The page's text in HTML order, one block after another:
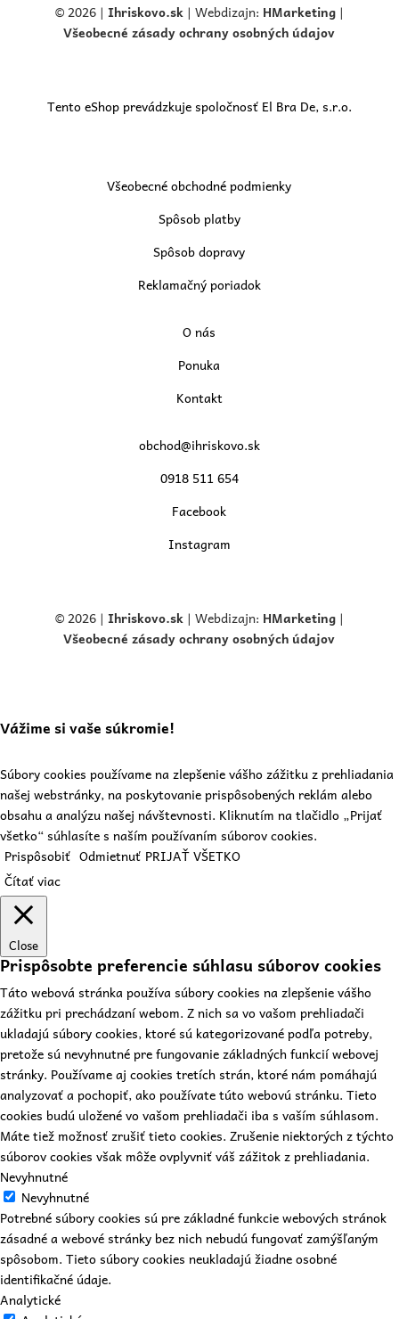
© 2026 | Ihriskovo.sk| Webdizajn: HMarketing |
Všeobecné zásady ochrany osobných údajov
Tento eShop prevádzkuje spoločnosť El Bra De, s.r.o.
Všeobecné obchodné podmienky
Spôsob platby
Spôsob dopravy
Reklamačný poriadok
O nás
Ponuka
Kontakt
obchod@ihriskovo.sk
0918 511 654
Facebook
Instagram
© 2026 | Ihriskovo.sk| Webdizajn: HMarketing |
Všeobecné zásady ochrany osobných údajov
Vážime si vaše súkromie!
Súbory cookies používame na zlepšenie vášho zážitku z prehliadania
našej webstránky, na poskytovanie prispôsobených reklám alebo
obsahu a analýzu našej návštevnosti. Kliknutím na tlačidlo „Prijať
všetko“ súhlasíte s naším používaním súborov cookies.
Prispôsobiť Odmietnuť PRIJAŤ VŠETKO
Čítať viac
Close
Prispôsobte preferencie súhlasu súborov cookies
Táto webová stránka používa súbory cookies na zlepšenie vášho
zážitku pri prechádzaní webom. Z nich sa vo vašom prehliadači
ukladajú súbory cookies, ktoré sú kategorizované podľa potreby,
pretože sú nevyhnutné pre fungovanie základných funkcií webovej
stránky. Používame aj cookies tretích strán, ktoré nám pomáhajú
analyzovať a pochopiť, ako používate túto webovú stránku. Tieto
cookies budú uložené vo vašom prehliadači iba s vaším súhlasom.
Máte tiež možnosť zrušiť tieto cookies. Zrušenie niektorých z týchto
súborov cookies však môže ovplyvniť váš zážitok z prehliadania.
Nevyhnutné
Nevyhnutné
Potrebné súbory cookies sú pre základné funkcie webových stránok
zásadné a webové stránky bez nich nebudú fungovať zamýšľaným
spôsobom. Tieto súbory cookies neukladajú žiadne osobné
identifikačné údaje.
Analytické